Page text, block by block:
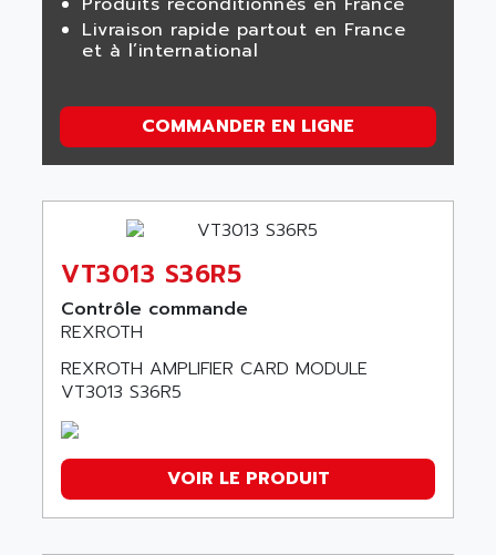
Livraison rapide partout en France
et à l’international
COMMANDER EN LIGNE
VT3013 S36R5
Contrôle commande
REXROTH
REXROTH AMPLIFIER CARD MODULE
VT3013 S36R5
VOIR LE PRODUIT